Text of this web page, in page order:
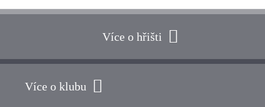
Více o hřišti
Více o klubu